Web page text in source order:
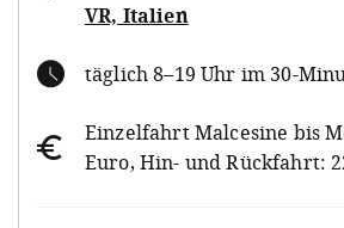
VR, Italien
täglich 8–19 Uhr im 30-
Einzelfahrt Malcesine bis
Euro, Hin- und Rückfahrt: